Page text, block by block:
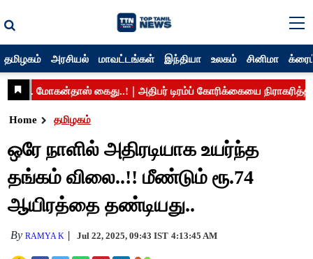
தமிழகம் அரசியல் மாவட்டங்கள் இந்தியா உலகம் சினிமா
Home தமிழகம்
ஒரே நாளில் அதிரடியாக உயர்ந்த
தங்கம் விலை..!! மீண்டும் ரூ.74
ஆயிரத்தை தண்டியது..
ByRAMYA K Jul 22, 2025, 09:43 IST 4:13:45 AM